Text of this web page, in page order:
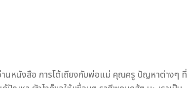
นหนังสือ การโต้เถียงกับพ่อแม่ คุณครู ปัญหาต่างๆ ที่